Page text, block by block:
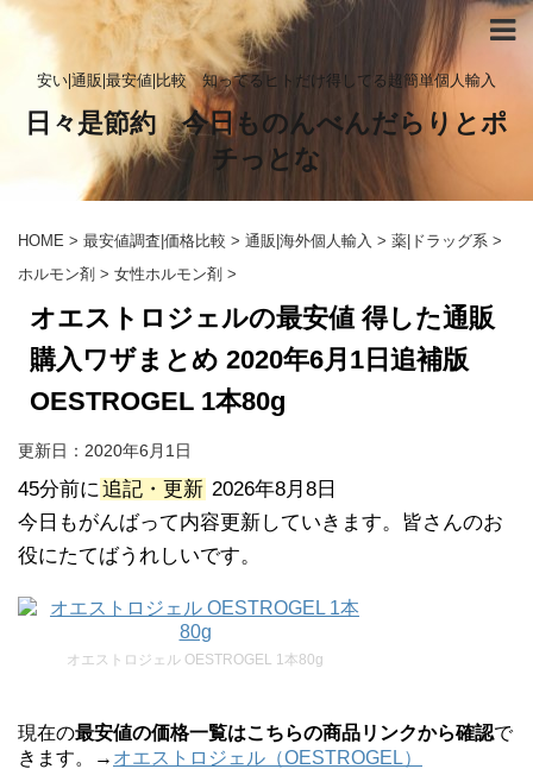
安い|通販|最安値|比較 知ってるヒトだけ得してる超簡単個人輸入
日々是節約 今日ものんべんだらりとポ
チっとな
HOME > 最安値調査|価格比較 > 通販|海外個人輸入 > 薬|ドラッグ系 >
ホルモン剤 > 女性ホルモン剤 >
オエストロジェルの最安値 得した通販
購入ワザまとめ 2020年6月1日追補版
OESTROGEL 1本80g
更新日： 2020年6月1日
45分前に追記・更新 2026年8月8日
今日もがんばって内容更新していきます。皆さんのお
役にたてばうれしいです。
オエストロジェル OESTROGEL 1本80g
現在の最安値の価格一覧はこちらの商品リンクから確認で
きます。→ オエストロジェル（OESTROGEL）